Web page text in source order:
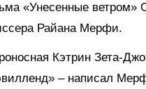
«Унесенные
Райана Мерфи.
Кэтрин Зета-
– написал